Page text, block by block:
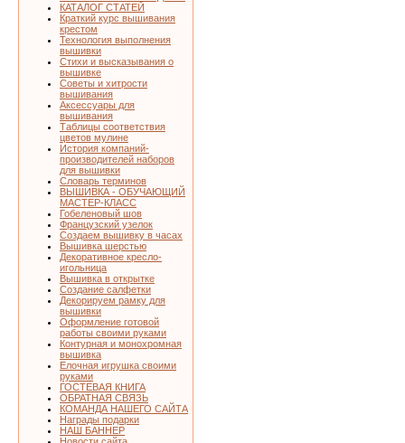
КАТАЛОГ СТАТЕЙ
Краткий курс вышивания
крестом
Технология выполнения
вышивки
Стихи и высказывания о
вышивке
Советы и хитрости
вышивания
Аксессуары для
вышивания
Таблицы соответствия
цветов мулине
История компаний-
производителей наборов
для вышивки
Словарь терминов
ВЫШИВКА - ОБУЧАЮЩИЙ
МАСТЕР-КЛАСС
Гобеленовый шов
Французский узелок
Создаем вышивку в часах
Вышивка шерстью
Декоративное кресло-
игольница
Вышивка в открытке
Создание салфетки
Декорируем рамку для
вышивки
Оформление готовой
работы своими руками
Контурная и монохромная
вышивка
Елочная игрушка своими
руками
ГОСТЕВАЯ КНИГА
ОБРАТНАЯ СВЯЗЬ
КОМАНДА НАШЕГО САЙТА
Награды подарки
НАШ БАННЕР